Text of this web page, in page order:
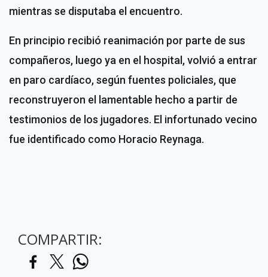
mientras se disputaba el encuentro.
En principio recibió reanimación por parte de sus
compañeros, luego ya en el hospital, volvió a entrar
en paro cardíaco, según fuentes policiales, que
reconstruyeron el lamentable hecho a partir de
testimonios de los jugadores. El infortunado vecino
fue identificado como Horacio Reynaga.
COMPARTIR: